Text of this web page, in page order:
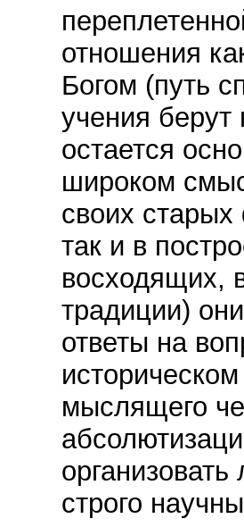
отношения
Богом (путь
учения берут
остается
широком
своих
так и в
восходящих,
традиции)
ответы на
мыслящего
строго